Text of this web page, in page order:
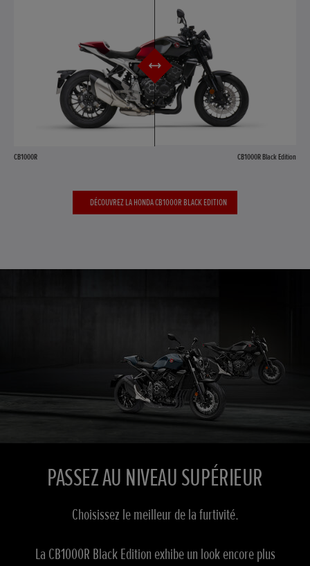
CB1000R CB1000R Black Edition
DÉCOUVREZ LA HONDA CB1000R BLACK EDITION
PASSEZ AU NIVEAU SUPÉRIEUR
Choisissez le meilleur de la furtivité.
La CB1000R Black Edition exhibe un look encore plus